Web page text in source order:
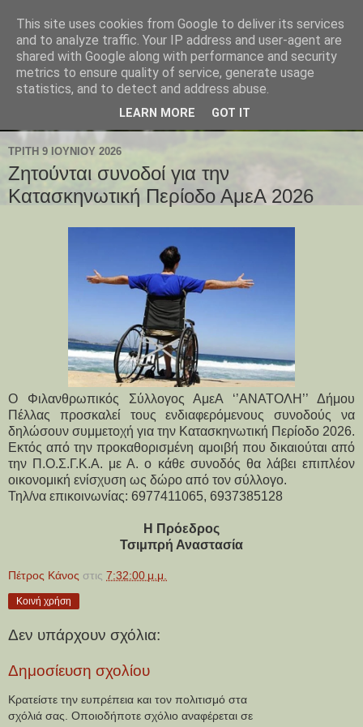
ΤΡΊΤΗ 9 ΙΟΥΝΊΟΥ 2026
Ζητούνται συνοδοί για την
Κατασκηνωτική Περίοδο ΑμεΑ 2026
Ο Φιλανθρωπικός Σύλλογος ΑμεΑ ‘’ΑΝΑΤΟΛΗ’’ Δήμου
Πέλλας προσκαλεί τους ενδιαφερόμενους συνοδούς να
δηλώσουν συμμετοχή για την Κατασκηνωτική Περίοδο 2026.
Εκτός από την προκαθορισμένη αμοιβή που δικαιούται από
την Π.Ο.Σ.Γ.Κ.Α. με Α. ο κάθε συνοδός θα λάβει επιπλέον
οικονομική ενίσχυση ως δώρο από τον σύλλογο.
Τηλ/να επικοινωνίας: 6977411065, 6937385128
Η Πρόεδρος
Τσιμπρή Αναστασία
Πέτρος Κάνος στις 7:32:00 μ.μ.
Κοινή χρήση
Δεν υπάρχουν σχόλια:
Δημοσίευση σχολίου
Κρατείστε την ευπρέπεια και τον πολιτισμό στα
σχόλιά σας. Οποιοδήποτε σχόλιο αναφέρεται σε
This site uses cookies from Google to deliver its services
and to analyze traffic. Your IP address and user-agent are
shared with Google along with performance and security
metrics to ensure quality of service, generate usage
statistics, and to detect and address abuse.
LEARN MORE GOT IT